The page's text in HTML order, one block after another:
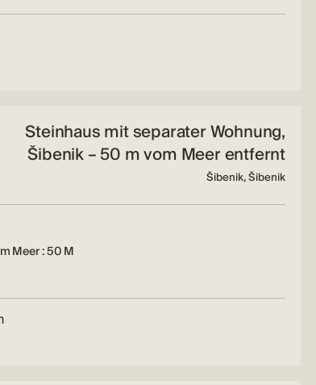
Steinhaus mit separater Wohnung,
Šibenik – 50 m vom Meer entfernt
Šibenik, Šibenik
Meer : 50 M